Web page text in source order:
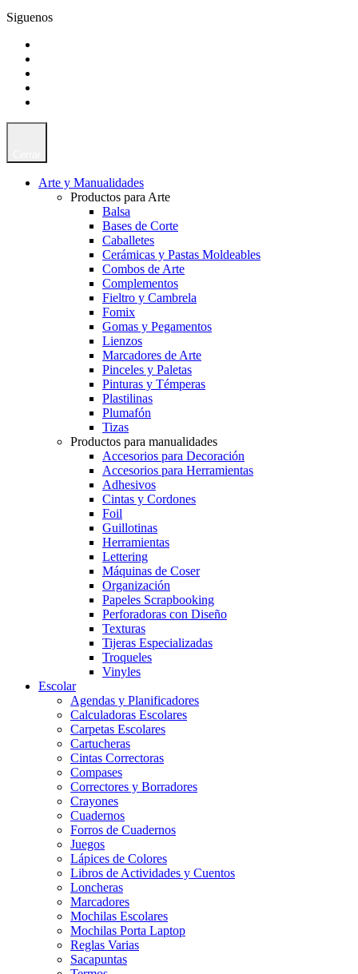
Siguenos
Arte y Manualidades
Productos para Arte
Balsa
Bases de Corte
Caballetes
Cerámicas y Pastas Moldeables
Combos de Arte
Complementos
Fieltro y Cambrela
Fomix
Gomas y Pegamentos
Lienzos
Marcadores de Arte
Pinceles y Paletas
Pinturas y Témperas
Plastilinas
Plumafón
Tizas
Productos para manualidades
Accesorios para Decoración
Accesorios para Herramientas
Adhesivos
Cintas y Cordones
Foil
Guillotinas
Herramientas
Lettering
Máquinas de Coser
Organización
Papeles Scrapbooking
Perforadoras con Diseño
Texturas
Tijeras Especializadas
Troqueles
Vinyles
Escolar
Agendas y Planificadores
Calculadoras Escolares
Carpetas Escolares
Cartucheras
Cintas Correctoras
Compases
Correctores y Borradores
Crayones
Cuadernos
Forros de Cuadernos
Juegos
Lápices de Colores
Libros de Actividades y Cuentos
Loncheras
Marcadores
Mochilas Escolares
Mochilas Porta Laptop
Reglas Varias
Sacapuntas